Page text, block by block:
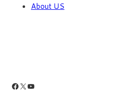
About US
Facebook
X YouTube